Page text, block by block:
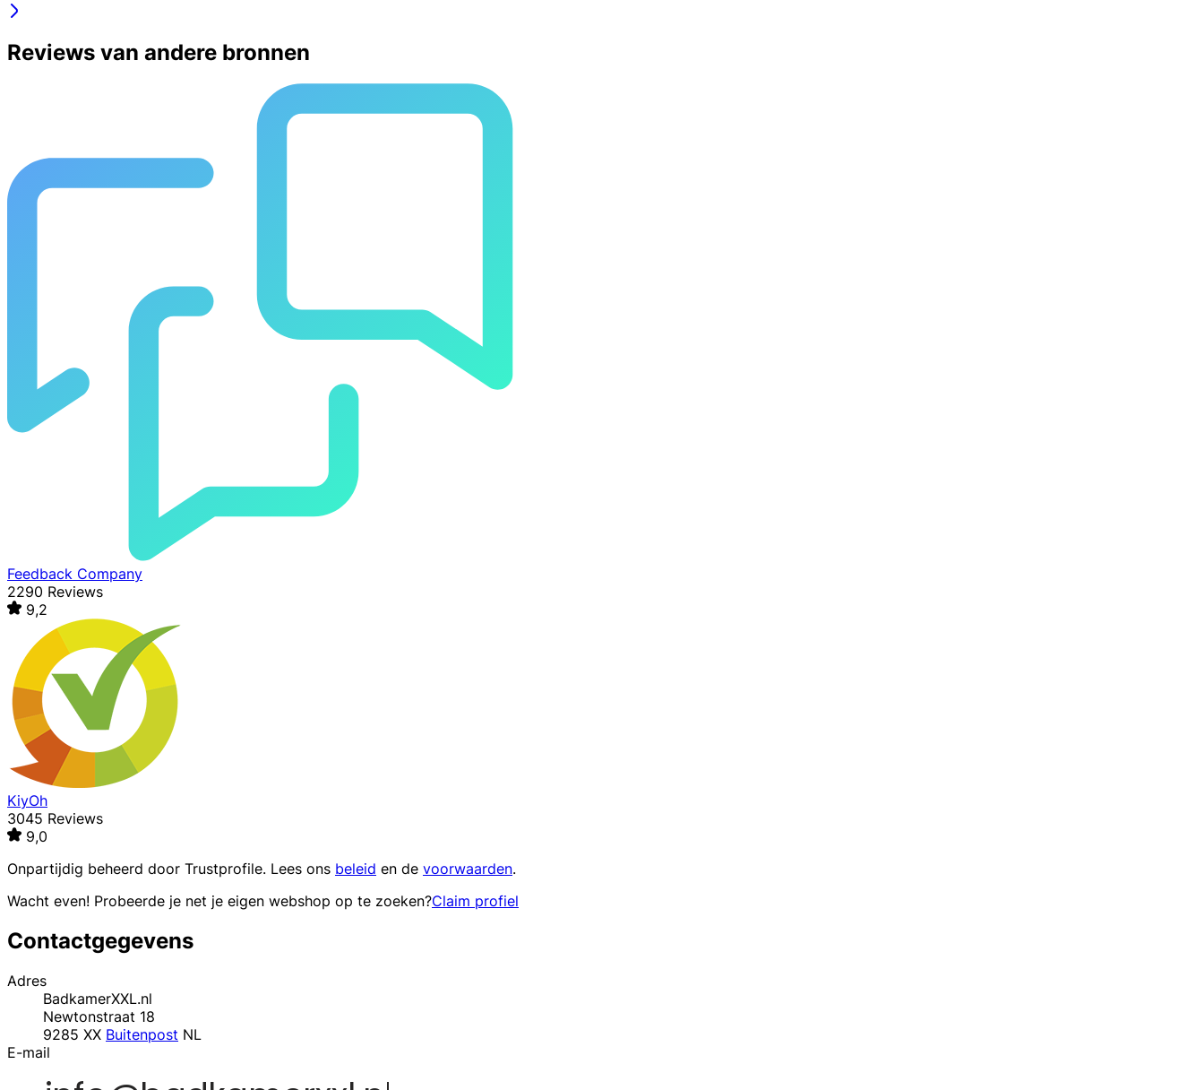
Reviews van andere bronnen
Feedback Company
2290 Reviews
9,2
KiyOh
3045 Reviews
9,0
Onpartijdig beheerd door Trustprofile. Lees ons beleid en de voorwaarden.
Wacht even! Probeerde je net je eigen webshop op te zoeken?Claim profiel
Contactgegevens
Adres
BadkamerXXL.nl
Newtonstraat 18
9285 XX Buitenpost NL
E-mail